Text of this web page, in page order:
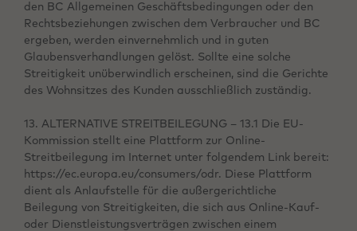
den BC Allgemeinen Geschäftsbedingungen oder den
Rechtsbeziehungen zwischen dem Verbraucher und BC
ergeben, werden einvernehmlich und in guten
Glaubensverhandlungen gelöst. Sollte eine solche
Streitigkeit unüberwindlich erscheinen, sind die Gerichte
des Wohnsitzes des Kunden ausschließlich zuständig.
13. ALTERNATIVE STREITBEILEGUNG – 13.1 Die EU-
Kommission stellt eine Plattform zur Online-
Streitbeilegung im Internet unter folgendem Link bereit:
https://ec.europa.eu/consumers/odr. Diese Plattform
dient als Anlaufstelle für die außergerichtliche
Beilegung von Streitigkeiten, die sich aus Online-Kauf-
oder Dienstleistungsverträgen zwischen einem